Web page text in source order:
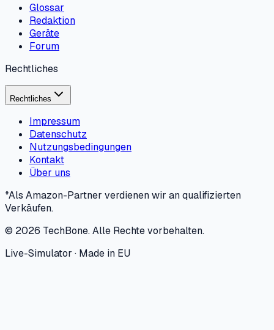
Glossar
Redaktion
Geräte
Forum
Rechtliches
Rechtliches
Impressum
Datenschutz
Nutzungsbedingungen
Kontakt
Über uns
*Als Amazon-Partner verdienen wir an qualifizierten
Verkäufen.
© 2026 TechBone.Alle Rechte vorbehalten.
Live-Simulator · Made in EU